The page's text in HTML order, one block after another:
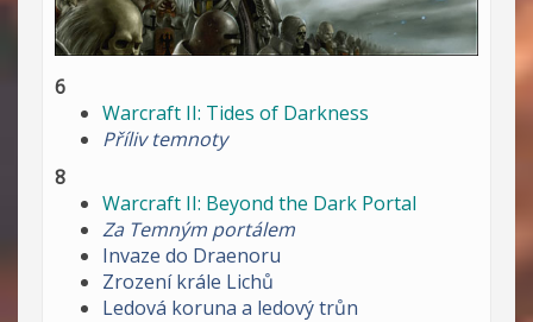
6
Warcraft II: Tides of Darkness
Příliv temnoty
8
Warcraft II: Beyond the Dark Portal
Za Temným portálem
Invaze do Draenoru
Zrození krále Lichů
Ledová koruna a ledový trůn